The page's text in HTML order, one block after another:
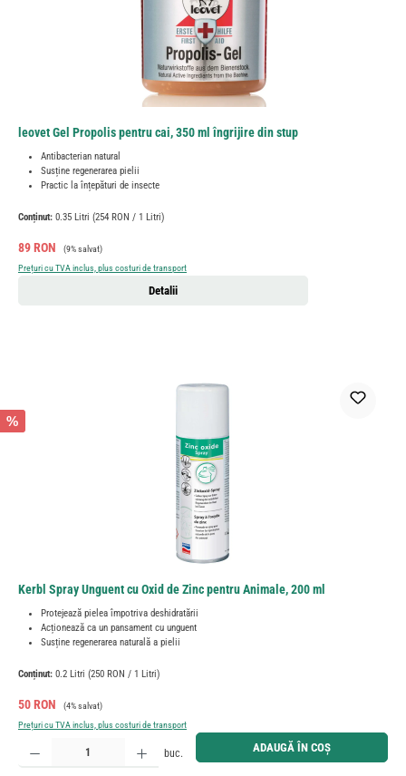
leovet Gel Propolis pentru cai, 350 ml îngrijire din stup
Antibacterian natural
Susține regenerarea pielii
Practic la înțepături de insecte
Conținut: 0.35 Litri (254 RON / 1 Litri)
Preț de vânzare:
89 RON Preț obișnuit:
(9% salvat)
Prețuri cu TVA inclus, plus costuri de transport
Detalii
%
Kerbl Spray Unguent cu Oxid de Zinc pentru Animale, 200 ml
Protejează pielea împotriva deshidratării
Acționează ca un pansament cu unguent
Susține regenerarea naturală a pielii
Conținut: 0.2 Litri (250 RON / 1 Litri)
Preț de vânzare:
50 RON Preț obișnuit:
(4% salvat)
Prețuri cu TVA inclus, plus costuri de transport
Cantitate produs: Introduceți cantitatea dorită sau utilizați butoanele pentru a mări sau micșora
buc. ADAUGĂ ÎN COȘ